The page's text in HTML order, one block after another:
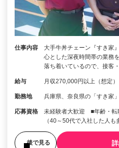
仕事内容
大手牛丼チェーン『すき家
心とした深夜時間帯の業務
落ち着いているので、接客
給与 月収270,000円以上（想定）
勤務地 兵庫県、奈良県の「すき家
応募資格
未経験者大歓迎 ■年齢・転
（40～50代で入社した人
後で見る